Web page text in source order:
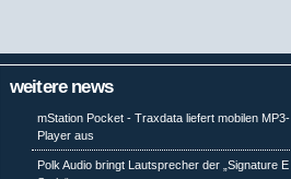
weitere news
mStation Pocket - Traxdata liefert mobilen MP3-
Player aus
Polk Audio bringt Lautsprecher der „Signature E